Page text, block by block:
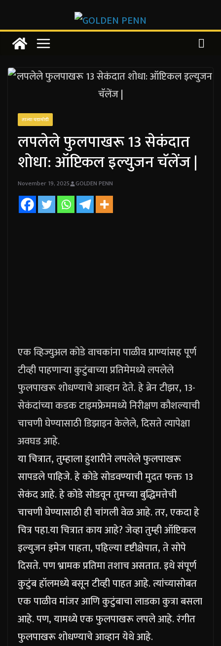
to
content
ताज्या घडामोडी
लपलेले फुलपाखरू 13 सेकंदात
शोधा: ऑप्टिकल इल्युजन चॅलेंज |
November 19, 2025 GOLDEN PENN
एक व्हिज्युअल कोडे वाचकांना पाळीव प्राण्यांसह पूर्ण
टीव्ही पाहणाऱ्या कुटुंबाच्या प्रतिमेमध्ये लपलेले
फुलपाखरू शोधण्याचे आव्हान देते. हे ब्रेन टीझर, 13-
सेकंदांच्या कडक टाइमफ्रेममध्ये निरीक्षण कौशल्याची
चाचणी घेण्यासाठी डिझाइन केलेले, दिसते त्यापेक्षा
अवघड आहे.
या चित्रात, तुम्हाला हुशारीने लपलेले फुलपाखरू
सापडले पाहिजे. हे कोडे सोडवण्याची मुदत फक्त 13
सेकंद आहे. हे कोडे सोडवून तुमच्या बुद्धिमत्तेची
चाचणी घेण्यासाठी ही चांगली वेळ आहे.तर, एकदा हे
चित्र पहा.या चित्रात काय आहे?जेव्हा तुम्ही ऑप्टिकल
इल्युजन इमेज पाहता, पहिल्या दृष्टीक्षेपात, ते सोपे
दिसते. पण भ्रामक प्रतिमा तशाच असतात. इथे संपूर्ण
कुटुंब हॉलमध्ये बसून टीव्ही पाहत आहे. त्यांच्यासोबत
एक पाळीव मांजर आणि कुटुंबाचा लाडका कुत्रा बसला
आहे. पण, यामध्ये एक फुलपाखरू लपले आहे. रंगीत
फुलपाखरू शोधण्याचे आव्हान येथे आहे.